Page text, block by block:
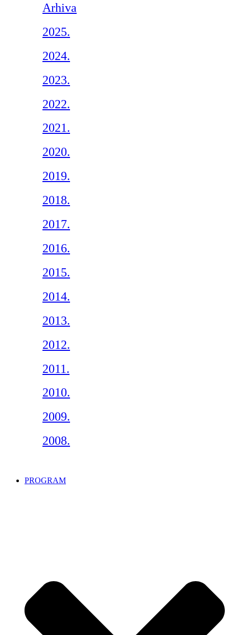
Arhiva
2025.
2024.
2023.
2022.
2021.
2020.
2019.
2018.
2017.
2016.
2015.
2014.
2013.
2012.
2011.
2010.
2009.
2008.
PROGRAM